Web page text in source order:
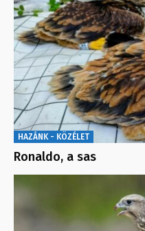
HAZÁNK - KÖZÉLET
Ronaldo, a sas